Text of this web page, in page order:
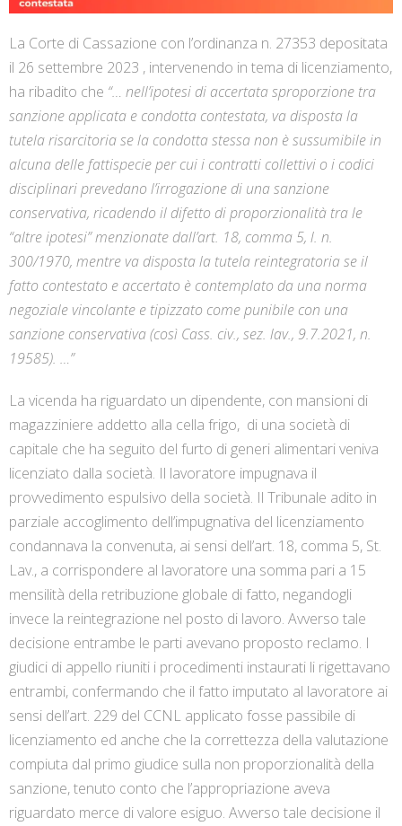
La Corte di Cassazione con l’ordinanza n. 27353 depositata
il 26 settembre 2023 , intervenendo in tema di licenziamento,
ha ribadito che “… nell’ipotesi di accertata sproporzione tra
sanzione applicata e condotta contestata, va disposta la
tutela risarcitoria se la condotta stessa non è sussumibile in
alcuna delle fattispecie per cui i contratti collettivi o i codici
disciplinari prevedano l’irrogazione di una sanzione
conservativa, ricadendo il difetto di proporzionalità tra le
“altre ipotesi” menzionate dall’art. 18, comma 5, l. n.
300/1970, mentre va disposta la tutela reintegratoria se il
fatto contestato e accertato è contemplato da una norma
negoziale vincolante e tipizzato come punibile con una
sanzione conservativa (così Cass. civ., sez. lav., 9.7.2021, n.
19585). …”
La vicenda ha riguardato un dipendente, con mansioni di
magazziniere addetto alla cella frigo, di una società di
capitale che ha seguito del furto di generi alimentari veniva
licenziato dalla società. Il lavoratore impugnava il
provvedimento espulsivo della società. Il Tribunale adito in
parziale accoglimento dell’impugnativa del licenziamento
condannava la convenuta, ai sensi dell’art. 18, comma 5, St.
Lav., a corrispondere al lavoratore una somma pari a 15
mensilità della retribuzione globale di fatto, negandogli
invece la reintegrazione nel posto di lavoro. Avverso tale
decisione entrambe le parti avevano proposto reclamo. I
giudici di appello riuniti i procedimenti instaurati li rigettavano
entrambi, confermando che il fatto imputato al lavoratore ai
sensi dell’art. 229 del CCNL applicato fosse passibile di
licenziamento ed anche che la correttezza della valutazione
compiuta dal primo giudice sulla non proporzionalità della
sanzione, tenuto conto che l’appropriazione aveva
riguardato merce di valore esiguo. Avverso tale decisione il